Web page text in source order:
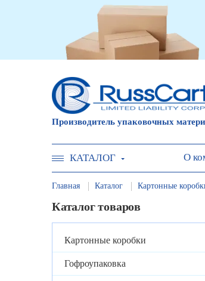
Производитель упаковочных
КАТАЛОГ О
Главная Каталог Картонные
Каталог товаров
Картонные коробки
Гофроупаковка